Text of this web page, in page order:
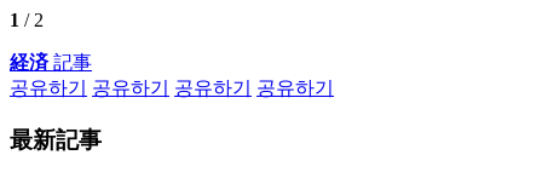
1 / 2
経済記事
공유하기
공유하기 공유하기 공유하기
最新記事